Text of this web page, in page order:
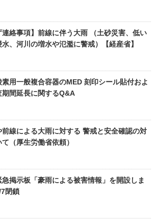
連絡事項】前線に伴う大雨 （土砂災害、低い
、河川の増水や氾濫に警戒）【経産省】
素用一般複合容器のMED 刻印シール貼付およ
期間延長に関するQ&A
前線による大雨に対する 警戒と安全確認の対
（厚生労働省依頼）
急掲示板「豪雨による被害情報」を開設しま
閉鎖